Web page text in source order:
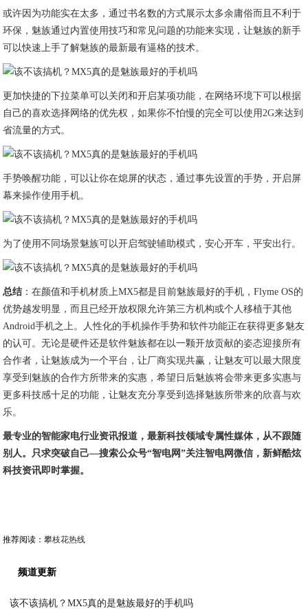
或许因为功能实在太多，通过书名数的方式展示太多余庸俗而且不利于
环保，魅族通过内置使用技巧和常见问题的功能来实现，让魅族的新手
可以快速上手了解魅族的最新最有逼格的技术。
更加快捷的下拉菜单可以关闭和开启某项功能，在网络环境下可以根据
自己的喜欢选择网络的优先权，如果你不怕慢的完全可以使用2G来达到
省流量的方式。
手势唤醒功能，可以让你在熄屏的状态，通过事先设置的手势，开启屏
幕来操作使用手机。
为了使用不同场景魅族可以开启驾驶辅助模式，安心开车，平安出行。
总结 ：在颜值和手机材质上MX5都是目前魅族最好的手机，Flyme OS的
优势越发明显，而且已经开放权限允许第三方机构或个人移植于其他
Android手机之上。人性化的手机操作手势和软件功能正在获得更多魅友
的认可。无论是硬件还是软件魅族都在以一颗开放贡献的姿态迎接所有
合作者，让魅族成为一个平台，让厂商实现共赢，让魅友可以最大限度
享受到魅族的合作方所带来的实惠，希望日后魅族将会带来更多实惠与
更多科技感十足的功能，让魅友充分享受到选择魅族所带来的欣喜与欢
乐。
最专业的智能家电行业资讯报道，最新科技领域专属性媒体，从不跟随
别人。只求突破自己—搜索公众号“智电网”关注智电网微信，新鲜酷炫
科技资讯即时掌握。
推荐阅读：攀枝花热线
频道更新
该不该搞机？MX5真的是魅族最好的手机吗